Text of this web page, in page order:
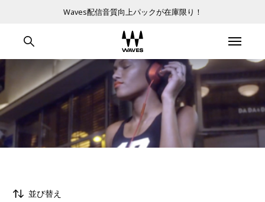
Waves配信音質向上パックが在庫限り！
並び替え